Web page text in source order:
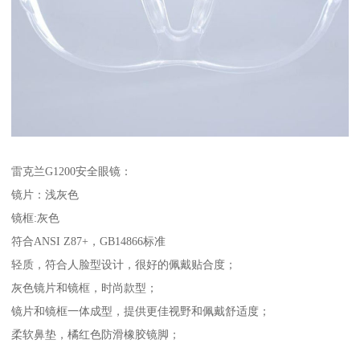
雷克兰G1200安全眼镜：
镜片：浅灰色
镜框:灰色
符合ANSI Z87+，GB14866标准
轻质，符合人脸型设计，很好的佩戴贴合度；
灰色镜片和镜框，时尚款型；
镜片和镜框一体成型，提供更佳视野和佩戴舒适度；
柔软鼻垫，橘红色防滑橡胶镜脚；